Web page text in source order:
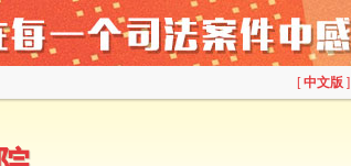
[中文版